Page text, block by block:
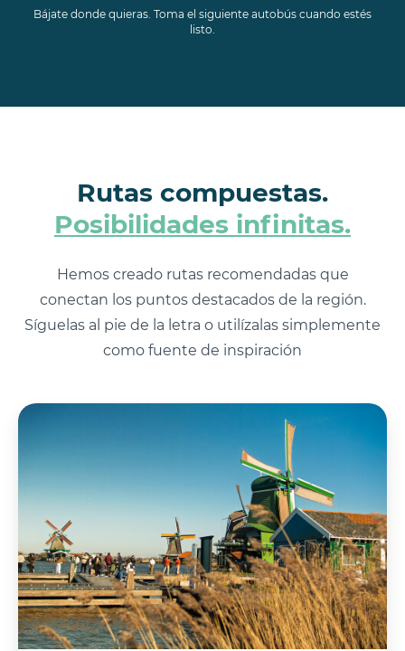
Bájate donde quieras. Toma el siguiente autobús cuando estés
listo.
Rutas compuestas.
Posibilidades infinitas.
Hemos creado rutas recomendadas que
conectan los puntos destacados de la región.
Síguelas al pie de la letra o utilízalas simplemente
como fuente de inspiración